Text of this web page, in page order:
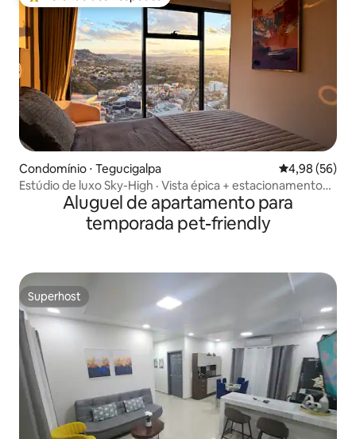
Entre os melhores preferidos dos hóspedes
Condomínio ⋅ Tegucigalpa 4,98 de uma
4,98 (56)
Estúdio de luxo Sky-High · Vista épica + estacionamento
Aluguel de apartamento para
temporada pet-friendly
Superhost
Superhost